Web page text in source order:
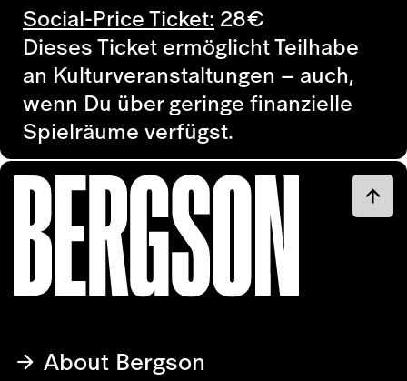
Social-Price Ticket: 28€
Dieses Ticket ermöglicht Teilhabe
an Kulturveranstaltungen – auch,
wenn Du über geringe finanzielle
Spielräume verfügst.
About Bergson